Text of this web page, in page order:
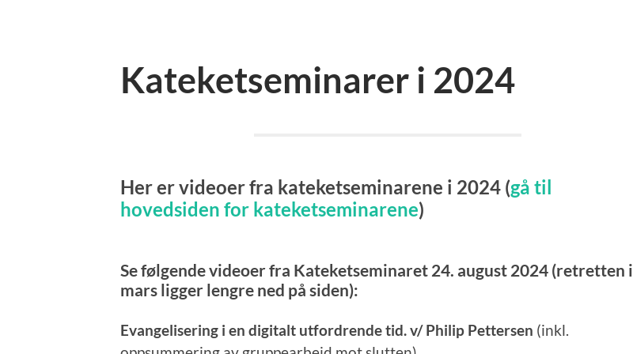
Kateketseminarer i 2024
Her er videoer fra kateketseminarene i 2024 (gå til
hovedsiden for kateketseminarene)
Se følgende videoer fra Kateketseminaret 24. august 2024 (retretten i
mars ligger lengre ned på siden):
Evangelisering i en digitalt utfordrende tid. v/ Philip Pettersen (inkl.